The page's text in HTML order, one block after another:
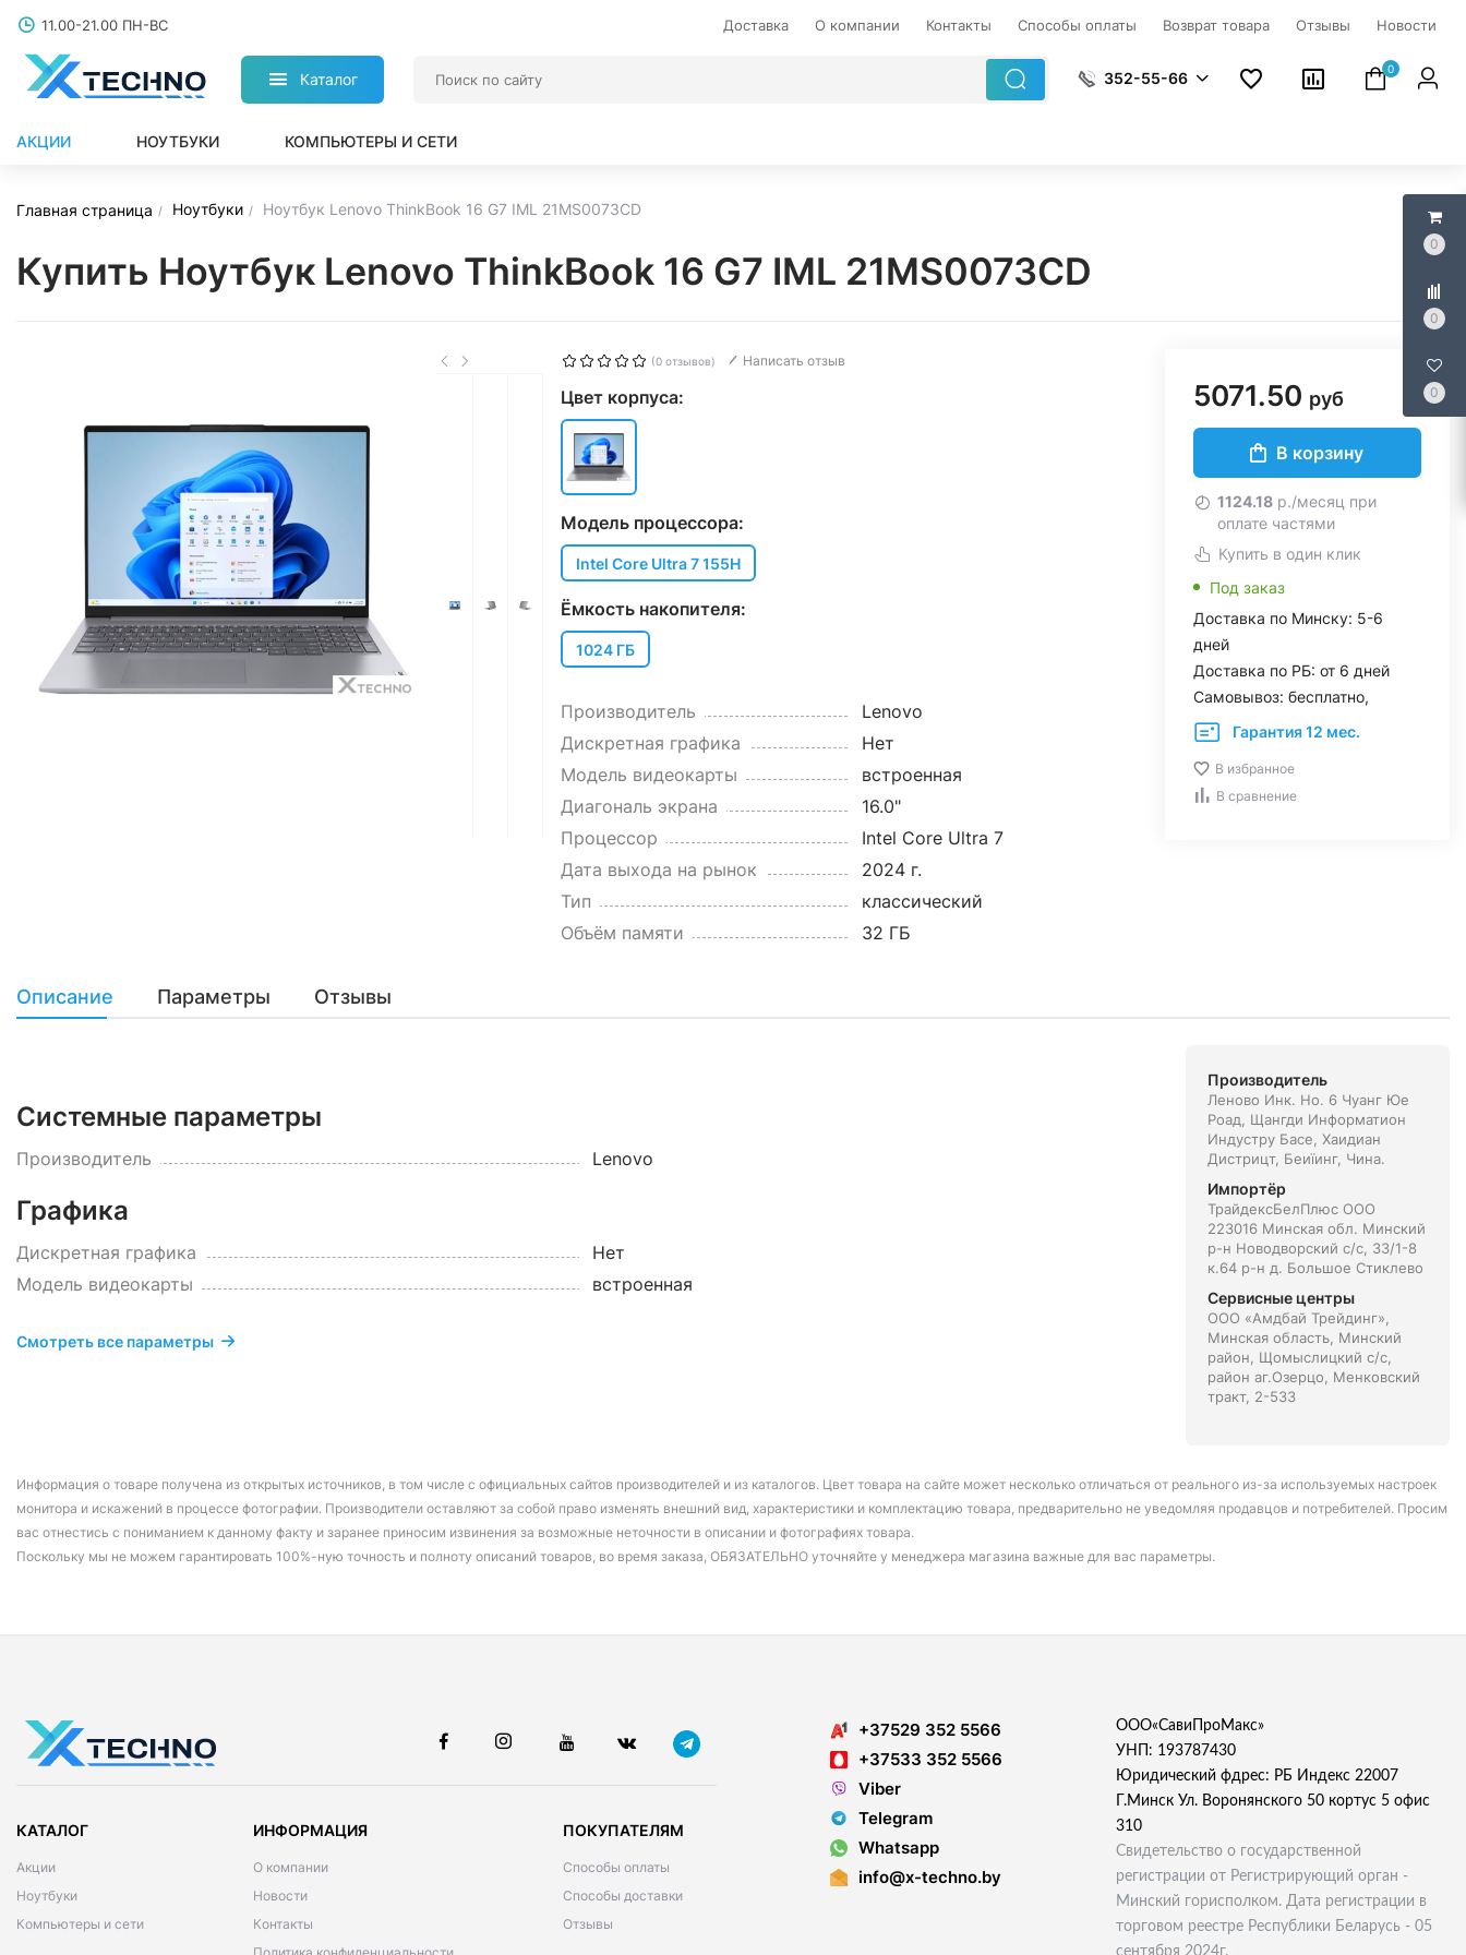
0
0
0
11.00-21.00 ПН-ВС Доставка О компании Контакты Способы оплаты Возврат товара Отзывы Новости
Каталог 352-55-66
0
АКЦИИ НОУТБУКИ КОМПЬЮТЕРЫ И СЕТИ
Главная страница Ноутбуки Ноутбук Lenovo ThinkBook 16 G7 IML 21MS0073CD
Купить Ноутбук Lenovo ThinkBook 16 G7 IML 21MS0073CD
(0 отзывов) Написать отзыв
Цвет корпуса:
Модель процессора:
Intel Core Ultra 7 155H
Ёмкость накопителя:
1024 ГБ
Производитель
Lenovo
Дискретная графика
Нет
Модель видеокарты
встроенная
Диагональ экрана
16.0"
Процессор
Intel Core Ultra 7
Дата выхода на рынок
2024 г.
Тип
классический
Объём памяти
32 ГБ
5071.50 руб
В корзину
1124.18р./месяц при
оплате частями
Купить в один клик
Под заказ
Доставка по Минску: 5-6
дней
Доставка по РБ: от 6 дней
Самовывоз: бесплатно,
Гарантия 12 мес.
В избранное
В сравнение
Описание Параметры Отзывы
Системные параметры
Производитель Lenovo
Графика
Дискретная графика
Нет
Модель видеокарты
встроенная
Смотреть все параметры
Производитель
Леново Инк. Но. 6 Чуанг Юе
Роад, Щангди Информатион
Индустру Басе, Хаидиан
Дистрицт, Беиїинг, Чина.
Импортёр
ТрайдексБелПлюс ООО
223016 Минская обл. Минский
р-н Новодворский с/с, 33/1-8
к.64 р-н д. Большое Стиклево
Сервисные центры
ООО «Амдбай Трейдинг»,
Минская область, Минский
район, Щомыслицкий с/с,
район аг.Озерцо, Менковский
тракт, 2-533
Информация о товаре получена из открытых источников, в том числе с официальных сайтов производителей и из каталогов. Цвет товара на сайте может несколько отличаться от реального из-за используемых настроек
монитора и искажений в процессе фотографии. Производители оставляют за собой право изменять внешний вид, характеристики и комплектацию товара, предварительно не уведомляя продавцов и потребителей. Просим
вас отнестись с пониманием к данному факту и заранее приносим извинения за возможные неточности в описании и фотографиях товара.
Поскольку мы не можем гарантировать 100%-ную точность и полноту описаний товаров, во время заказа, ОБЯЗАТЕЛЬНО уточняйте у менеджера магазина важные для вас параметры.
КАТАЛОГ
Акции
Ноутбуки
Компьютеры и сети
ИНФОРМАЦИЯ
О компании
Новости
Контакты
ПОКУПАТЕЛЯМ
Способы оплаты
Способы доставки
Отзывы
+37529 352 5566
+37533 352 5566
Viber
Telegram
Whatsapp
info@x-techno.by
ООО«СавиПроМакс»
УНП: 193787430
Юридический фдрес: РБ Индекс 22007
Г.Минск Ул. Воронянского 50 кортус 5 офис
310
Свидетельство о государственной
регистрации от Регистрирующий орган -
Минский горисполком. Дата регистрации в
торговом реестре Республики Беларусь - 05
сентября 2024г.